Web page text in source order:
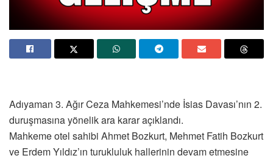
Adıyaman 3. Ağır Ceza Mahkemesi’nde İsias Davası’nın 2.
duruşmasına yönelik ara karar açıklandı.
Mahkeme otel sahibi Ahmet Bozkurt, Mehmet Fatih Bozkurt
ve Erdem Yıldız’ın turukluluk hallerinin devam etmesine